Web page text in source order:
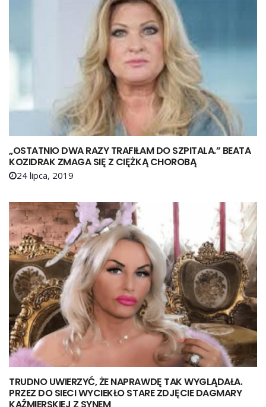
„OSTATNIO DWA RAZY TRAFIŁAM DO SZPITALA.” BEATA
KOZIDRAK ZMAGA SIĘ Z CIĘŻKĄ CHOROBĄ
24 lipca, 2019
TRUDNO UWIERZYĆ, ŻE NAPRAWDĘ TAK WYGLĄDAŁA.
PRZEZ DO SIECI WYCIEKŁO STARE ZDJĘCIE DAGMARY
KAŹMIERSKIEJ Z SYNEM